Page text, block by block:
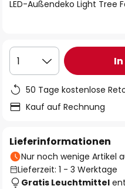
LED-Außendeko Light Tree
1
50 Tage kostenlose
Kauf auf Rechnung
Lieferinformationen
Nur noch wenige Artikel
Lieferzeit: 1 - 3 Werktage
Gratis Leuchtmittel